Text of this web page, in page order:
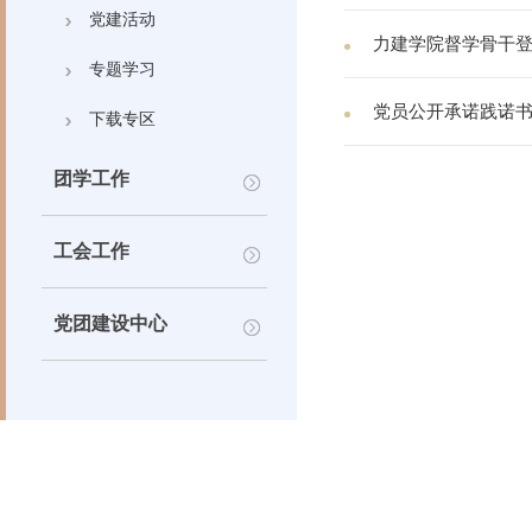
党建活动
专题学习
下载专区
团学工作
工会工作
党团建设中心
力建学院督学骨干
党员公开承诺践诺书